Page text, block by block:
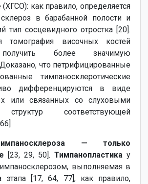
как правило, определяется
в барабанной полости и
тип сосцевидного отростка [20].
томография височных костей
более значимую
что петрифицированные
тимпаносклеротические
дифференцируются в виде
или связанных со слуховыми
структур соответствующей
— только
[23, 29, 50]. Тимпанопластика у
выполняемая в
[17, 64, 77], как правило,